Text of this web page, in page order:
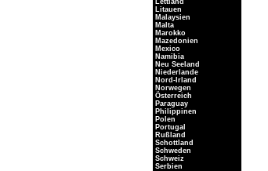
Lettland
Litauen
Malaysien
Malta
Marokko
Mazedonien
Mexico
Namibia
Neu Seeland
Niederlande
Nord-Irland
Norwegen
Österreich
Paraguay
Philippinen
Polen
Portugal
Rußland
Schottland
Schweden
Schweiz
Serbien